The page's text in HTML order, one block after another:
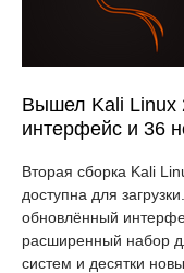
Вышел Kali Linux
интерфейс и 36
Вторая сборка Kali
доступна для
обновлённый
расширенный набор
систем и десятки